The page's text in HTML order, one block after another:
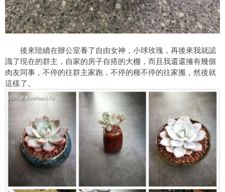
後來陸續在辦公室養了自由女神，小球玫瑰，再後來我就認
識了現在的群主，自家的房子自搭的大棚，而且我還還擁有幾個
肉友同事，不停的往群主家跑，不停的種不停的往家搬，然後就
這樣了。